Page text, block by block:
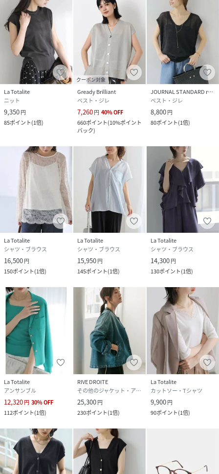
性別タイプ レディース
原産国
素材 本体:ナイロン74%、アクリル14%、綿12%
サイズ フリー
クリーニング 本体:ドライクリーニング
品番
SC6601_26080140289030
26080140289030-008-009 SC6601)
La Totalite
ニット
9,350円
85ポイント(1倍)
クーポン対象
Gready Brilliant
ベスト・ジレ
7,260円 40%OFF
660ポイント(10%ポイント
バック)
JOURNAL STANDARD relume
ベスト・ジレ
8,800円
80ポイント(1倍)
La Totalite
シャツ・ブラウス
16,500円
150ポイント(1倍)
La Totalite
シャツ・ブラウス
15,950円
145ポイント(1倍)
La Totalite
シャツ・ブラウス
14,300円
130ポイント(1倍)
La Totalite
アンサンブル
12,320円 30%OFF
112ポイント(1倍)
RIVE DROITE
その他のジャケット・アウター
25,300円
230ポイント(1倍)
La Totalite
カットソー・Tシャツ
9,900円
90ポイント(1倍)